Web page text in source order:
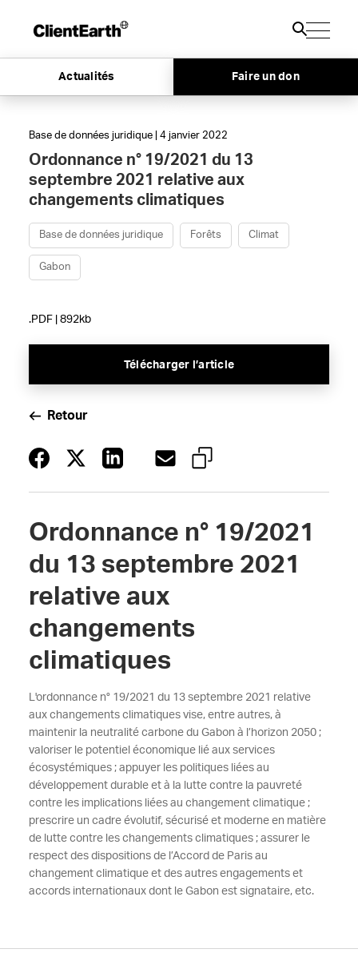
Actualités Faire un don
Base de données juridique | 4 janvier 2022
Ordonnance n° 19/2021 du 13
septembre 2021 relative aux
changements climatiques
Base de données juridique Forêts Climat
Gabon
.PDF | 892kb
Télécharger l’article
Retour
Ordonnance n° 19/2021
du 13 septembre 2021
relative aux
changements
climatiques
L'ordonnance n° 19/2021 du 13 septembre 2021 relative
aux changements climatiques vise, entre autres, à
maintenir la neutralité carbone du Gabon à l’horizon 2050 ;
valoriser le potentiel économique lié aux services
écosystémiques ; appuyer les politiques liées au
développement durable et à la lutte contre la pauvreté
contre les implications liées au changement climatique ;
prescrire un cadre évolutif, sécurisé et moderne en matière
de lutte contre les changements climatiques ; assurer le
respect des dispositions de l’Accord de Paris au
changement climatique et des autres engagements et
accords internationaux dont le Gabon est signataire, etc.